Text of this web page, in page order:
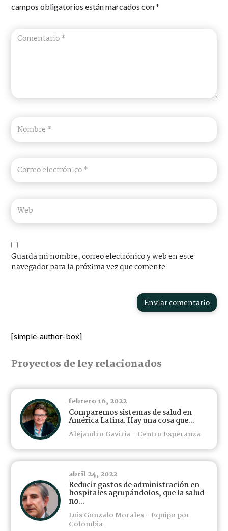
campos obligatorios están marcados con*
Guarda mi nombre, correo electrónico y web en este
navegador para la próxima vez que comente.
Enviar comentario
[simple-author-box]
Proyectos de ley relacionados
febrero 16, 2022
Comparemos sistemas de salud en
América Latina. Hay una cosa que...
Alejandro Gaviria - Centro Esperanza
abril 24, 2022
Reducir gastos de administración en
hospitales agrupándolos, que la salud
no...
Luis Gonzalo Morales - Equipo por
Colombia